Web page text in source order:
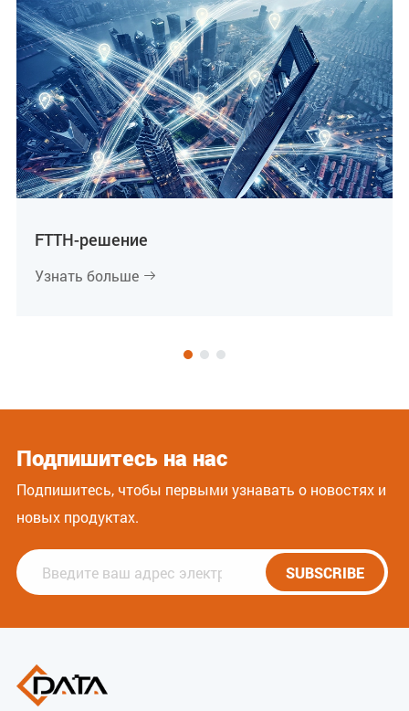
FTTH-решение
Узнать больше 
Подпишитесь на нас
Подпишитесь, чтобы первыми узнавать о новостях и
новых продуктах.
SUBSCRIBE